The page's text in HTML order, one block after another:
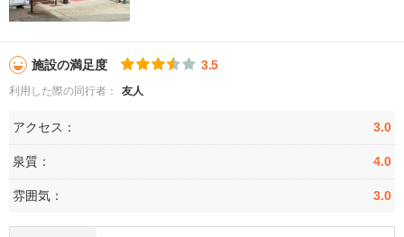
施設の満足度 3.5
利用した際の同行者： 友人
アクセス： 3.0
泉質： 4.0
雰囲気： 3.0